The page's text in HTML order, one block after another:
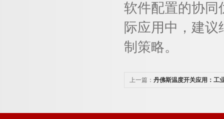
软件配置的协同
际应用中，建
制策略。
上一篇： 丹佛斯温度开关应用：工